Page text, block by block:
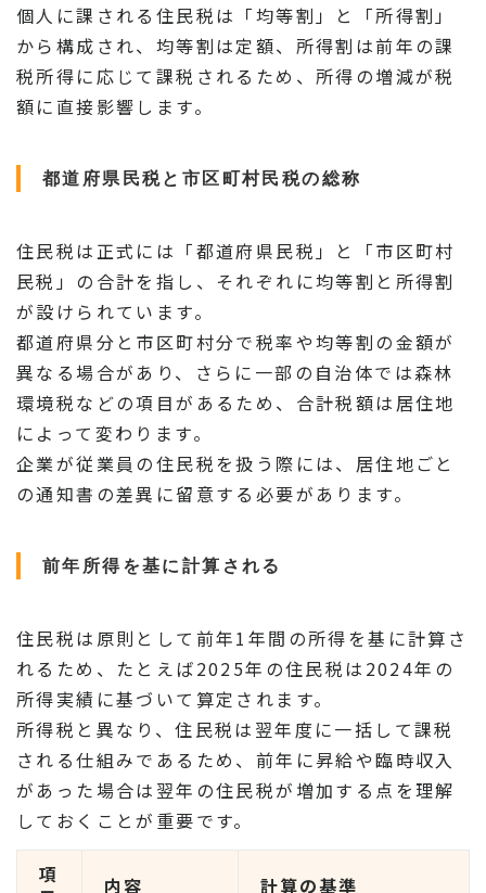
個人に課される住民税は「均等割」と「所得割」
から構成され、均等割は定額、所得割は前年の課
税所得に応じて課税されるため、所得の増減が税
額に直接影響します。
都道府県民税と市区町村民税の総称
住民税は正式には「都道府県民税」と「市区町村
民税」の合計を指し、それぞれに均等割と所得割
が設けられています。
都道府県分と市区町村分で税率や均等割の金額が
異なる場合があり、さらに一部の自治体では森林
環境税などの項目があるため、合計税額は居住地
によって変わります。
企業が従業員の住民税を扱う際には、居住地ごと
の通知書の差異に留意する必要があります。
前年所得を基に計算される
住民税は原則として前年1年間の所得を基に計算さ
れるため、たとえば2025年の住民税は2024年の
所得実績に基づいて算定されます。
所得税と異なり、住民税は翌年度に一括して課税
される仕組みであるため、前年に昇給や臨時収入
があった場合は翌年の住民税が増加する点を理解
しておくことが重要です。
項
内容 計算の基準